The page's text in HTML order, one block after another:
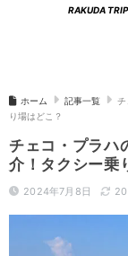
RAKUDA
ホーム 記事一覧
チ
り場はどこ？
チェコ・プラハ
介！タクシー乗
2024年7月8日